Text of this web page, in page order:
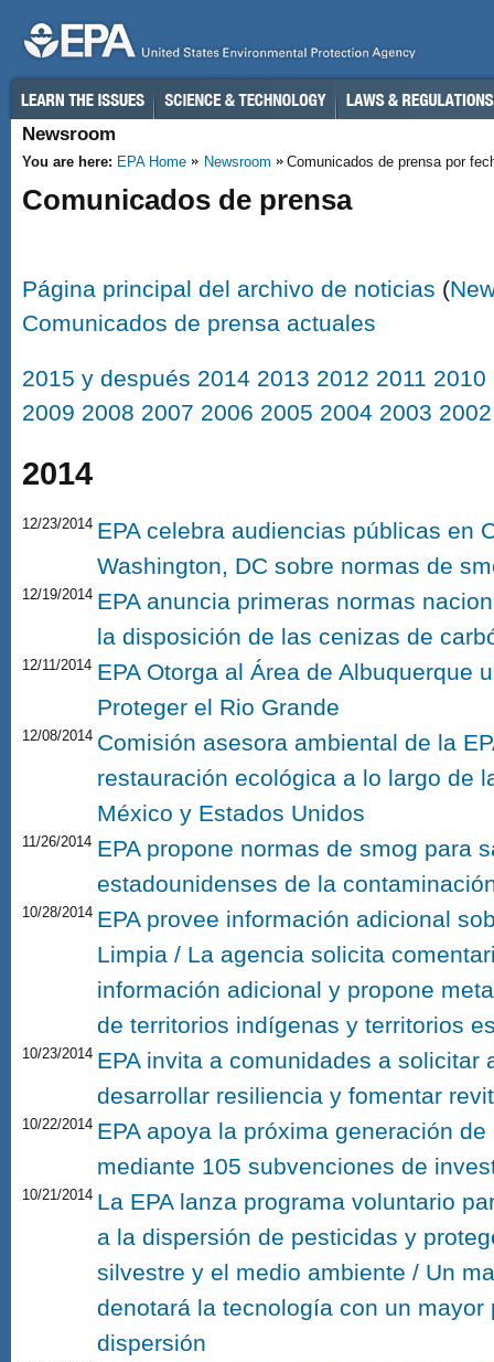
Newsroom
You are here: EPA Home Newsroom Comunicados de prensa por
Comunicados de prensa
Página principal del archivo de noticias (
Comunicados de prensa actuales
2015 y después 2014 2013 2012 2011 2010
2009 2008 2007 2006 2005 2004 2003 2002
2014
12/23/2014 EPA celebra audiencias públicas en
Washington, DC sobre normas de
12/19/2014 EPA anuncia primeras normas
la disposición de las cenizas de
12/11/2014 EPA Otorga al Área de Albuquerque
Proteger el Rio Grande
12/08/2014 Comisión asesora ambiental de la
restauración ecológica a lo largo de
México y Estados Unidos
11/26/2014 EPA propone normas de smog para
estadounidenses de la
10/28/2014 EPA provee información adicional
Limpia / La agencia solicita
información adicional y propone
de territorios indígenas y territorios
10/23/2014 EPA invita a comunidades a solicitar
desarrollar resiliencia y fomentar
10/22/2014 EPA apoya la próxima generación
mediante 105 subvenciones de
10/21/2014 La EPA lanza programa voluntario
a la dispersión de pesticidas y
silvestre y el medio ambiente / Un
denotará la tecnología con un
dispersión